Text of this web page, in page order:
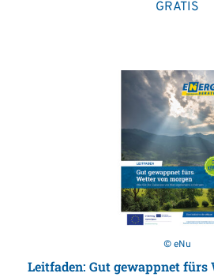
GRATIS
© eNu
Leitfaden: Gut gewappnet fürs